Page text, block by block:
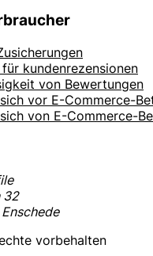
kundenrezensionen
von Bewertungen
vor E-Commerce-
von E-Commerce-
32
vorbehalten